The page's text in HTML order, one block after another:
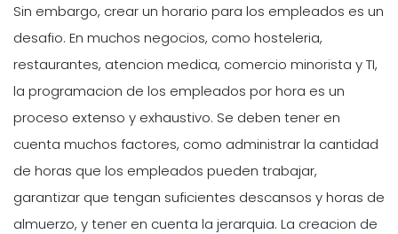
Sin embargo, crear un horario para los empleados es un
desafio. En muchos negocios, como hosteleria,
restaurantes, atencion medica, comercio minorista y TI,
la programacion de los empleados por hora es un
proceso extenso y exhaustivo. Se deben tener en
cuenta muchos factores, como administrar la cantidad
de horas que los empleados pueden trabajar,
garantizar que tengan suficientes descansos y horas de
almuerzo, y tener en cuenta la jerarquia. La creacion de